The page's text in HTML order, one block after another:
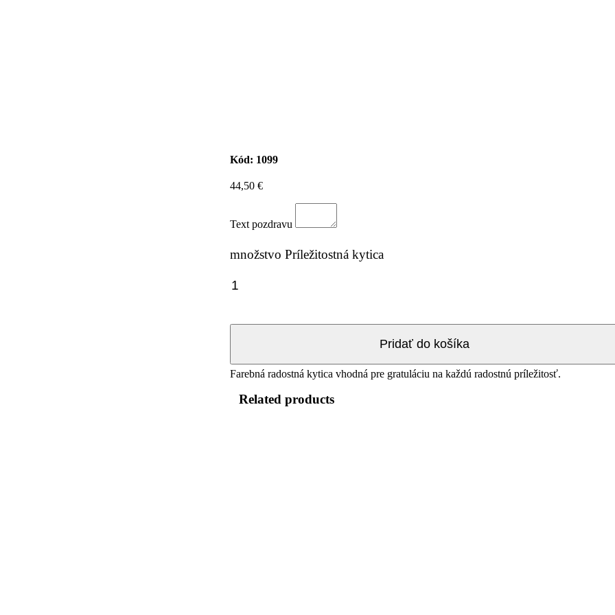
Kód: 1099
44,50 €
Text pozdravu
množstvo Príležitostná kytica
Pridať do košíka
Farebná radostná kytica vhodná pre gratuláciu na každú radostnú príležitosť.
Related products